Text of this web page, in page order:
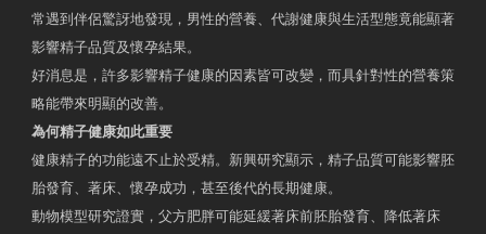
常遇到伴侶驚訝地發現，男性的營養、代謝健康與生活型態竟能顯著
影響精子品質及懷孕結果。
好消息是，許多影響精子健康的因素皆可改變，而具針對性的營養策
略能帶來明顯的改善。
為何精子健康如此重要
健康精子的功能遠不止於受精。新興研究顯示，精子品質可能影響胚
胎發育、著床、懷孕成功，甚至後代的長期健康。
動物模型研究證實，父方肥胖可能延緩著床前胚胎發育、降低著床